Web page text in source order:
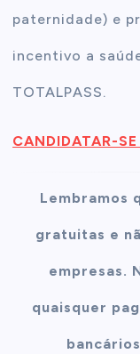
paternidade) e
incentivo a
TOTALPASS.
CANDIDATAR-
Lembramos
gratuitas e
empresas.
quaisquer